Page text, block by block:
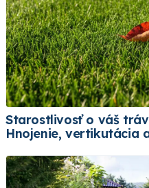
Starostlivosť o váš
Hnojenie, vertikutácia